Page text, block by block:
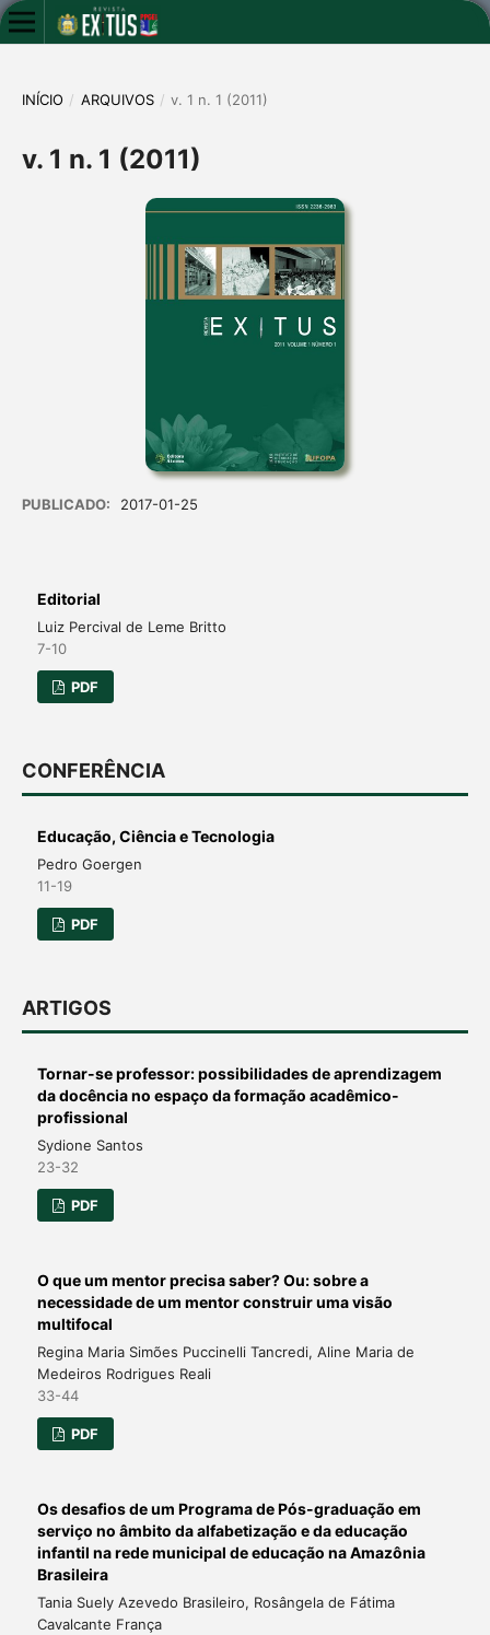
INÍCIO / ARQUIVOS / v. 1 n. 1 (2011)
v. 1 n. 1 (2011)
PUBLICADO: 2017-01-25
Editorial
Luiz Percival de Leme Britto
7-10
PDF
CONFERÊNCIA
Educação, Ciência e Tecnologia
Pedro Goergen
11-19
PDF
ARTIGOS
Tornar-se professor: possibilidades de aprendizagem
da docência no espaço da formação acadêmico-
profissional
Sydione Santos
23-32
PDF
O que um mentor precisa saber? Ou: sobre a
necessidade de um mentor construir uma visão
multifocal
Regina Maria Simões Puccinelli Tancredi, Aline Maria de
Medeiros Rodrigues Reali
33-44
PDF
Os desafios de um Programa de Pós-graduação em
serviço no âmbito da alfabetização e da educação
infantil na rede municipal de educação na Amazônia
Brasileira
Tania Suely Azevedo Brasileiro, Rosângela de Fátima
Cavalcante França